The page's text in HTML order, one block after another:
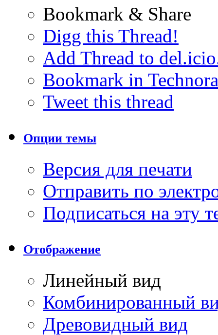
Bookmark & Share
Digg this Thread!
Add Thread to
Bookmark in
Tweet this thread
Опции темы
Версия для печати
Отправить по
Подписаться на эту
Отображение
Линейный вид
Комбинированный
Древовидный вид